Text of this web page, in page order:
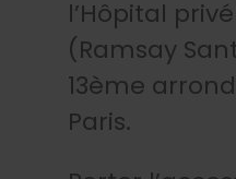
NOUS
l’Hôpital
(Ramsay
13ème
Paris.